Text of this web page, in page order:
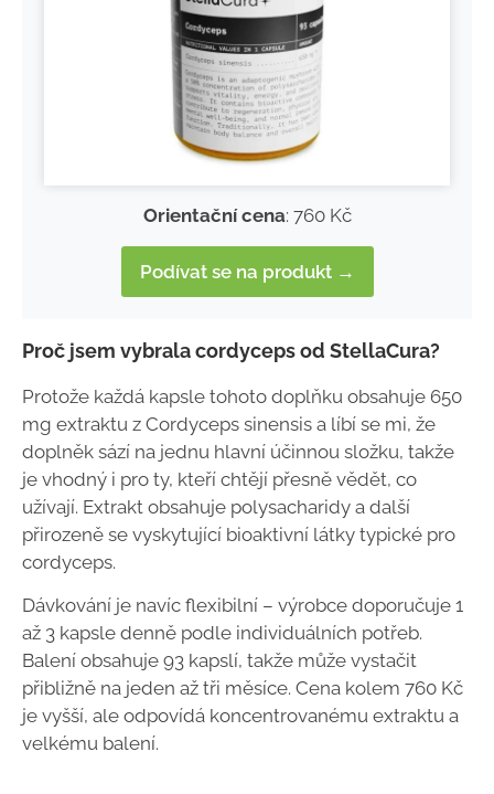
Orientační cena: 760 Kč
Podívat se na produkt →
Proč jsem vybrala cordyceps od StellaCura?
Protože každá kapsle tohoto doplňku obsahuje 650
mg extraktu z Cordyceps sinensis a líbí se mi, že
doplněk sází na jednu hlavní účinnou složku, takže
je vhodný i pro ty, kteří chtějí přesně vědět, co
užívají. Extrakt obsahuje polysacharidy a další
přirozeně se vyskytující bioaktivní látky typické pro
cordyceps.
Dávkování je navíc flexibilní – výrobce doporučuje 1
až 3 kapsle denně podle individuálních potřeb.
Balení obsahuje 93 kapslí, takže může vystačit
přibližně na jeden až tři měsíce. Cena kolem 760 Kč
je vyšší, ale odpovídá koncentrovanému extraktu a
velkému balení.